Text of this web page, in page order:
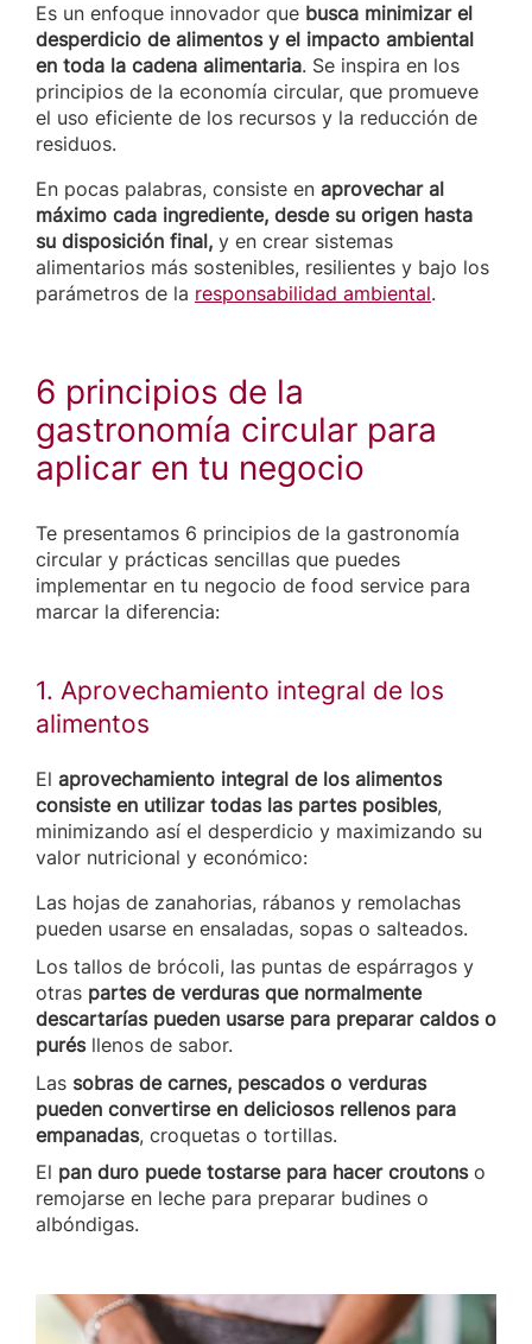
Es un enfoque innovador que busca minimizar el
desperdicio de alimentos y el impacto ambiental
en toda la cadena alimentaria. Se inspira en los
principios de la economía circular, que promueve
el uso eficiente de los recursos y la reducción de
residuos.
En pocas palabras, consiste en aprovechar al
máximo cada ingrediente, desde su origen hasta
su disposición final, y en crear sistemas
alimentarios más sostenibles, resilientes y bajo los
parámetros de la responsabilidad ambiental.
6 principios de la
gastronomía circular para
aplicar en tu negocio
Te presentamos 6 principios de la gastronomía
circular y prácticas sencillas que puedes
implementar en tu negocio de food service para
marcar la diferencia:
1. Aprovechamiento integral de los
alimentos
El aprovechamiento integral de los alimentos
consiste en utilizar todas las partes posibles,
minimizando así el desperdicio y maximizando su
valor nutricional y económico:
Las hojas de zanahorias, rábanos y remolachas
pueden usarse en ensaladas, sopas o salteados.
Los tallos de brócoli, las puntas de espárragos y
otras partes de verduras que normalmente
descartarías pueden usarse para preparar caldos o
purésllenos de sabor.
Las sobras de carnes, pescados o verduras
pueden convertirse en deliciosos rellenos para
empanadas, croquetas o tortillas.
El pan duro puede tostarse para hacer croutonso
remojarse en leche para preparar budines o
albóndigas.